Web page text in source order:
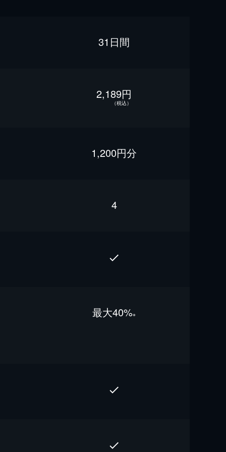
31日間
2,189円
（税込）
1,200円分
4
最⼤40%※